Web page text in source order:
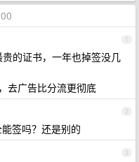
1
的证书，一年也掉签没几
去广告比分流更彻底
2
签吗？还是别的
3